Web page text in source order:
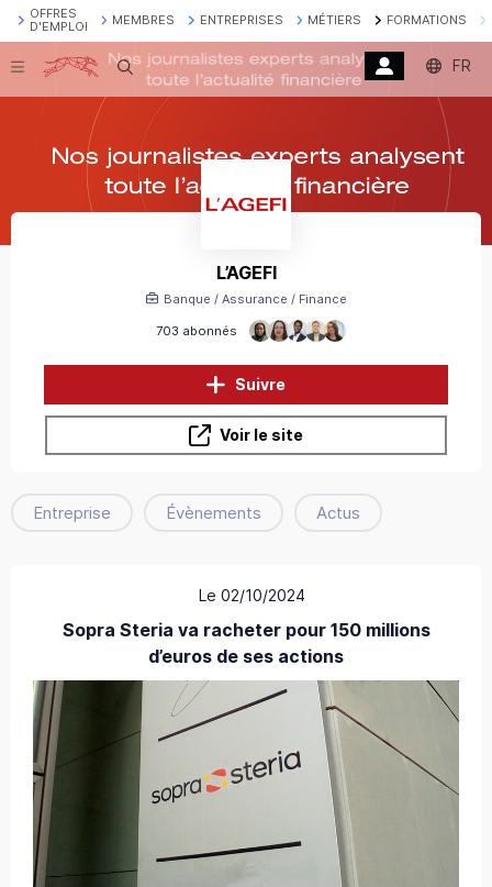
OFFRES
D'EMPLOI
MEMBRES ENTREPRISES MÉTIERS FORMATIONS
Recherche FR
L’AGEFI
703 abonnés
Banque / Assurance / Finance
Suivre
Voir le site
Entreprise Évènements Actus
Le 02/10/2024
Sopra Steria va racheter pour 150 millions
d’euros de ses actions